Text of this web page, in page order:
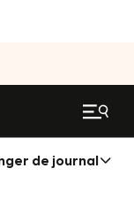
de journal